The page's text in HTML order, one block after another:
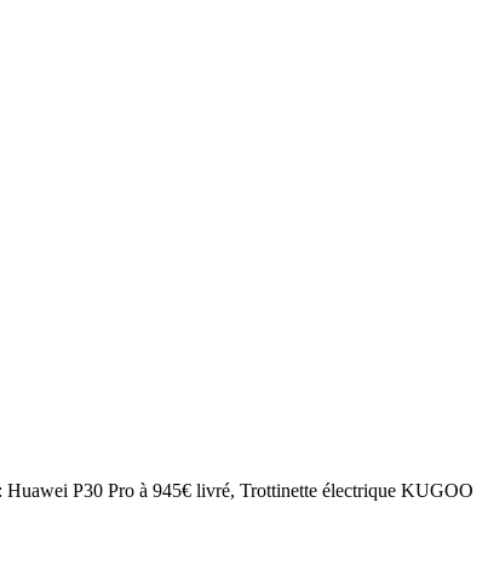
P30 Pro à 945€ livré, Trottinette électrique KUGOO